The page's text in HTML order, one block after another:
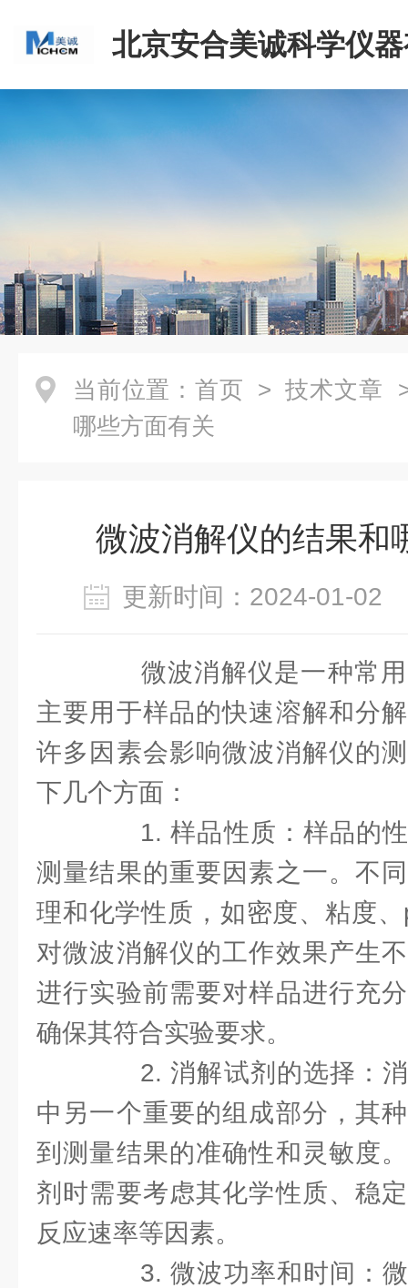
北京安合美诚科学仪
司
当前位置： 首页 > 技术文章
哪些方面有关
微波消解仪的结果和
更新时间：2024-01-
微波消解仪是一种常用
主要用于样品的快速溶解和分
许多因素会影响微波消解仪的
下几个方面：
1. 样品性质：样品的性
测量结果的重要因素之一。不
理和化学性质，如密度、粘度
对微波消解仪的工作效果产生
进行实验前需要对样品进行充
确保其符合实验要求。
2. 消解试剂的选择：消
中另一个重要的组成部分，其
到测量结果的准确性和灵敏度
剂时需要考虑其化学性质、稳
反应速率等因素。
3. 微波功率和时间：微